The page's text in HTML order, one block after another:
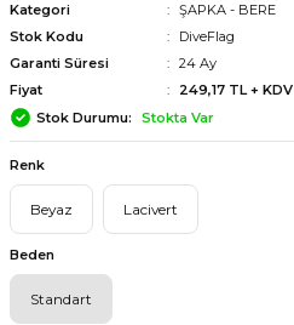
Kategori
ŞAPKA - BERE
Stok Kodu
DiveFlag
Garanti Süresi
24 Ay
Fiyat
249,17 TL + KDV
Stok Durumu
Stokta Var
Renk
Beyaz Lacivert
Beden
Standart